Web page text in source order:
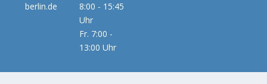
berlin.de
8:00 - 15:45
Uhr
Fr. 7:00 -
13:00 Uhr